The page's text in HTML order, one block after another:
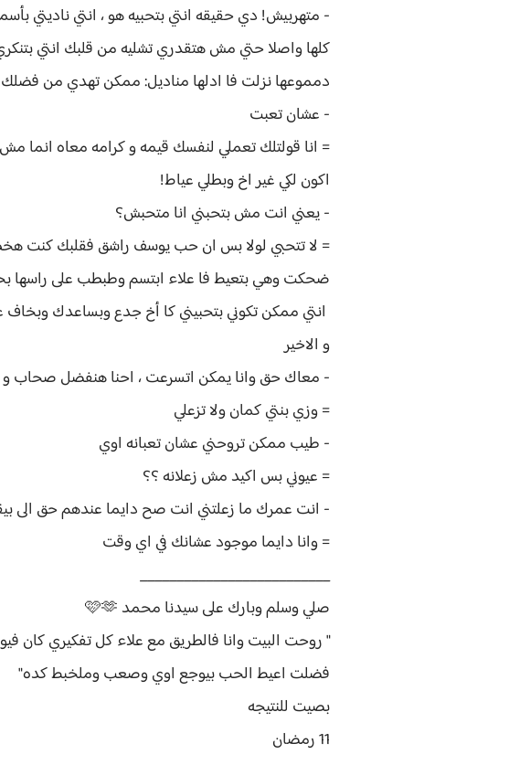
- متهربيش! دي حقيقه انتي بتحبيه هو ، انتي ناديتي
كلها واصلا حتي مش هتقدري تشليه من قلبك انتي
دمموعها نزلت فا ادلها مناديل: ممكن تهدي من فضلك
- عشان تعبت
= انا قولتلك تعملي لنفسك قيمه و كرامه معاه انما
اكون لكي غير اخ وبطلي عياط!
- يعني انت مش بتحبني انا متحبش؟
= لا تتحبي لولا بس ان حب يوسف راشق فقلبك كنت
ضحكت وهي بتعيط فا علاء ابتسم وطبطب على راسها
انتي ممكن تكوني بتحبيني كا أخ جدع وبساعدك
و الاخير
- معاك حق وانا يمكن اتسرعت ، احنا هنفضل صحاب و
= وزي بنتي كمان ولا تزعلي
- طيب ممكن تروحني عشان تعبانه اوي
= عيوني بس اكيد مش زعلانه ؟؟
- انت عمرك ما زعلتني انت صح دايما عندهم حق الى
= وانا دايما موجود عشانك في اي وقت
__________________________
صلي وسلم وبارك على سيدنا محمد 🩷🫶
" روحت البيت وانا فالطريق مع علاء كل تفكيري
فضلت اعيط الحب بيوجع اوي وصعب وملخبط كده"
بصيت للنتيجه
11 رمضان